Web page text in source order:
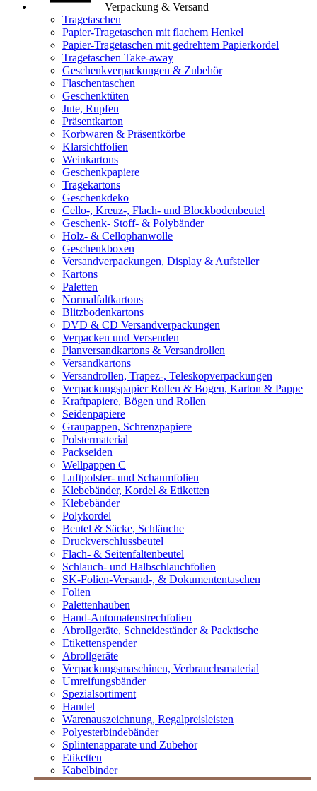
Verpackung & Versand
Tragetaschen
Papier-Tragetaschen mit flachem Henkel
Papier-Tragetaschen mit gedrehtem Papierkordel
Tragetaschen Take-away
Geschenkverpackungen & Zubehör
Flaschentaschen
Geschenktüten
Jute, Rupfen
Präsentkarton
Korbwaren & Präsentkörbe
Klarsichtfolien
Weinkartons
Geschenkpapiere
Tragekartons
Geschenkdeko
Cello-, Kreuz-, Flach- und Blockbodenbeutel
Geschenk- Stoff- & Polybänder
Holz- & Cellophanwolle
Geschenkboxen
Versandverpackungen, Display & Aufsteller
Kartons
Paletten
Normalfaltkartons
Blitzbodenkartons
DVD & CD Versandverpackungen
Verpacken und Versenden
Planversandkartons & Versandrollen
Versandkartons
Versandrollen, Trapez-, Teleskopverpackungen
Verpackungspapier Rollen & Bogen, Karton & Pappe
Kraftpapiere, Bögen und Rollen
Seidenpapiere
Graupappen, Schrenzpapiere
Polstermaterial
Packseiden
Wellpappen C
Luftpolster- und Schaumfolien
Klebebänder, Kordel & Etiketten
Klebebänder
Polykordel
Beutel & Säcke, Schläuche
Druckverschlussbeutel
Flach- & Seitenfaltenbeutel
Schlauch- und Halbschlauchfolien
SK-Folien-Versand-, & Dokumententaschen
Folien
Palettenhauben
Hand-Automatenstrechfolien
Abrollgeräte, Schneideständer & Packtische
Etikettenspender
Abrollgeräte
Verpackungsmaschinen, Verbrauchsmaterial
Umreifungsbänder
Spezialsortiment
Handel
Warenauszeichnung, Regalpreisleisten
Polyesterbindebänder
Splintenapparate und Zubehör
Etiketten
Kabelbinder